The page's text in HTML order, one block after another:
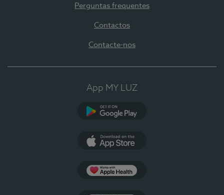
Perguntas frequentes
Contactos
Contacte-nos
App MY LUZ